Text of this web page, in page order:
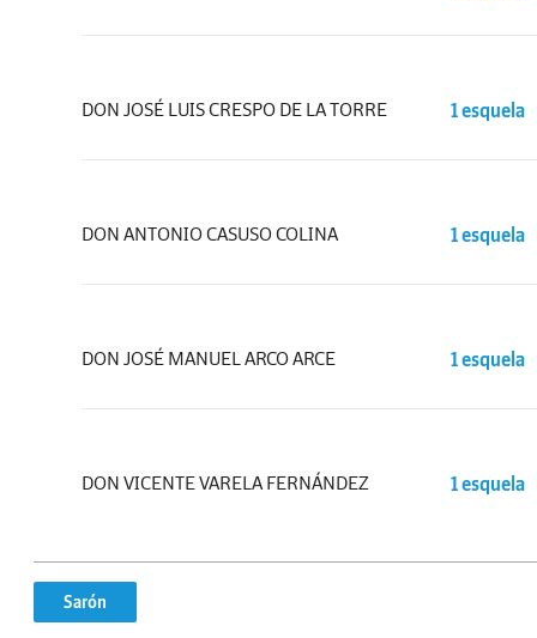
DON JOSÉ LUIS CRESPO DE LA TORRE 1 esquela
DON ANTONIO CASUSO COLINA 1 esquela
DON JOSÉ MANUEL ARCO ARCE 1 esquela
DON VICENTE VARELA FERNÁNDEZ 1 esquela
Sarón